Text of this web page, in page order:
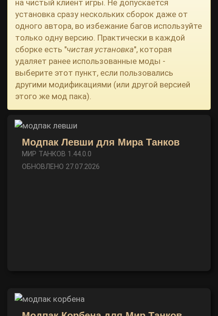
на чистый клиент игры. Не допускается
установка сразу нескольких сборок даже от
одного автора, во избежание багов используйте
только одну версию. Практически в каждой
сборке есть "чистая установка", которая
удаляет ранее использованные моды -
выберите этот пункт, если пользовались
другими модификациями (или другой версией
этого же мод пака).
Модпак Левши для Мира Танков
МИР ТАНКОВ 1.44.0.0
ОБНОВЛЕНО 27.07.2026